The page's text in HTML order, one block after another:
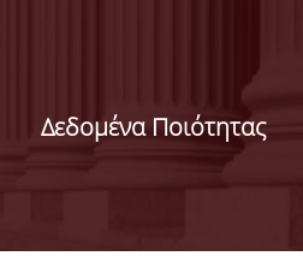
Δεδομένα Ποιότητας